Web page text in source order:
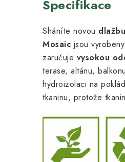
Specifikace
Sháníte novou
Mosaic jsou vyrobeny
zaručuje vysokou
terase, altánu,
hydroizolaci na
tkaninu, protože